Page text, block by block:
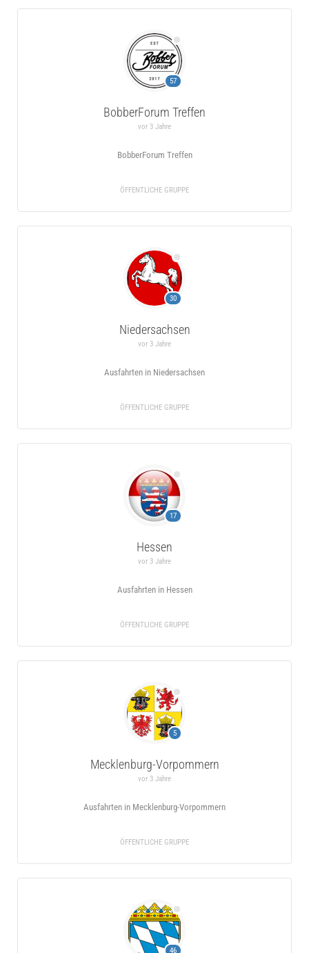
57
BobberForum Treffen
vor 3 Jahre
BobberForum Treffen
ÖFFENTLICHE GRUPPE
30
Niedersachsen
vor 3 Jahre
Ausfahrten in Niedersachsen
ÖFFENTLICHE GRUPPE
17
Hessen
vor 3 Jahre
Ausfahrten in Hessen
ÖFFENTLICHE GRUPPE
5
Mecklenburg-Vorpommern
vor 3 Jahre
Ausfahrten in Mecklenburg-Vorpommern
ÖFFENTLICHE GRUPPE
46